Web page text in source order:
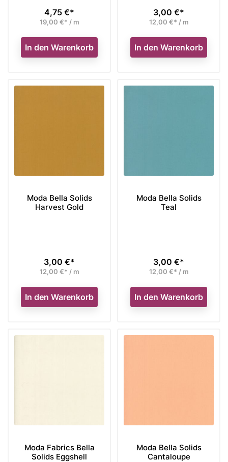
Preis
4,75 €*
19,00 €* / m
In den Warenkorb
Preis
3,00 €*
12,00 €* / m
In den Warenkorb
Moda Bella Solids
Harvest Gold
Preis
3,00 €*
12,00 €* / m
In den Warenkorb
Moda Bella Solids
Teal
Preis
3,00 €*
12,00 €* / m
In den Warenkorb
Moda Fabrics Bella
Solids Eggshell
Moda Bella Solids
Cantaloupe